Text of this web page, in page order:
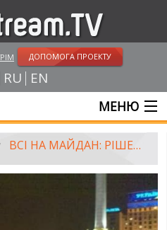
ДОПОМОГА ПРОЕКТУ
RU EN
МЕНЮ
ВСІ НА МАЙДАН: РІШЕННЯ КАБМІНУ ВІДКЛАСТИ УА З ЄС ПІДНЯЛО ХВИЛЮ ПРОТЕСТНИХ НАСТРОЇВ УКРАЇНЦІВ У СОЦМЕРЕЖАХ